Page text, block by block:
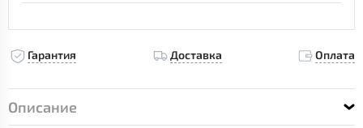
Гарантия Доставка Оплата
Описание